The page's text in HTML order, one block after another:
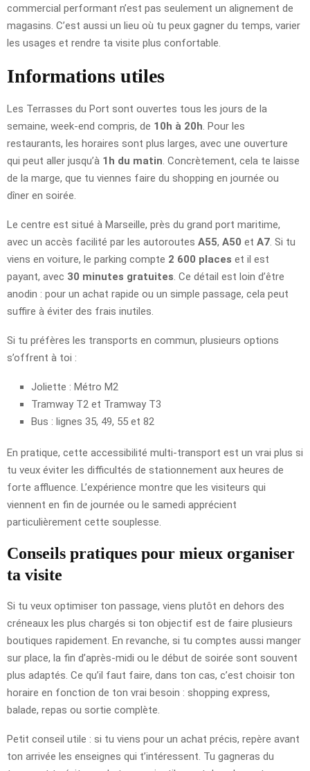
commercial performant n’est pas seulement un alignement de
magasins. C’est aussi un lieu où tu peux gagner du temps, varier
les usages et rendre ta visite plus confortable.
Informations utiles
Les Terrasses du Port sont ouvertes tous les jours de la
semaine, week-end compris, de 10h à 20h . Pour les
restaurants, les horaires sont plus larges, avec une ouverture
qui peut aller jusqu’à 1h du matin . Concrètement, cela te laisse
de la marge, que tu viennes faire du shopping en journée ou
dîner en soirée.
Le centre est situé à Marseille, près du grand port maritime,
avec un accès facilité par les autoroutes A55, A50 et A7 . Si tu
viens en voiture, le parking compte 2 600 places et il est
payant, avec 30 minutes gratuites . Ce détail est loin d’être
anodin : pour un achat rapide ou un simple passage, cela peut
suffire à éviter des frais inutiles.
Si tu préfères les transports en commun, plusieurs options
s’offrent à toi :
Joliette : Métro M2
Tramway T2 et Tramway T3
Bus : lignes 35, 49, 55 et 82
En pratique, cette accessibilité multi-transport est un vrai plus si
tu veux éviter les difficultés de stationnement aux heures de
forte affluence. L’expérience montre que les visiteurs qui
viennent en fin de journée ou le samedi apprécient
particulièrement cette souplesse.
Conseils pratiques pour mieux organiser
ta visite
Si tu veux optimiser ton passage, viens plutôt en dehors des
créneaux les plus chargés si ton objectif est de faire plusieurs
boutiques rapidement. En revanche, si tu comptes aussi manger
sur place, la fin d’après-midi ou le début de soirée sont souvent
plus adaptés. Ce qu’il faut faire, dans ton cas, c’est choisir ton
horaire en fonction de ton vrai besoin : shopping express,
balade, repas ou sortie complète.
Petit conseil utile : si tu viens pour un achat précis, repère avant
ton arrivée les enseignes qui t’intéressent. Tu gagneras du